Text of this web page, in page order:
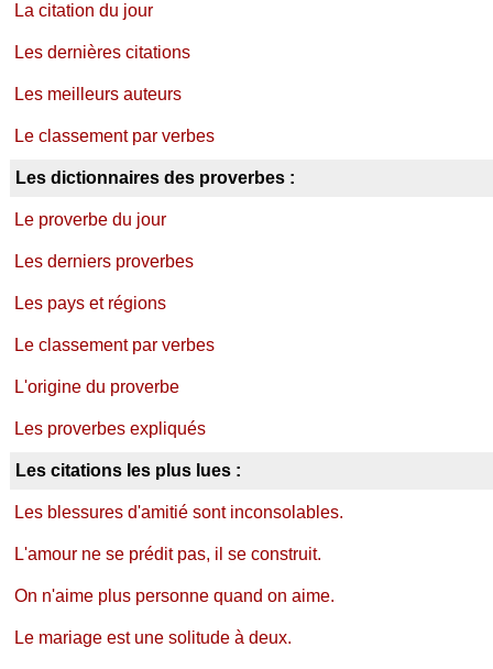
La citation du jour
Les dernières citations
Les meilleurs auteurs
Le classement par verbes
Les dictionnaires des proverbes :
Le proverbe du jour
Les derniers proverbes
Les pays et régions
Le classement par verbes
L'origine du proverbe
Les proverbes expliqués
Les citations les plus lues :
Les blessures d'amitié sont inconsolables.
L'amour ne se prédit pas, il se construit.
On n'aime plus personne quand on aime.
Le mariage est une solitude à deux.